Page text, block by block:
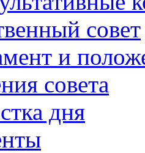
совет
и
совета
дня